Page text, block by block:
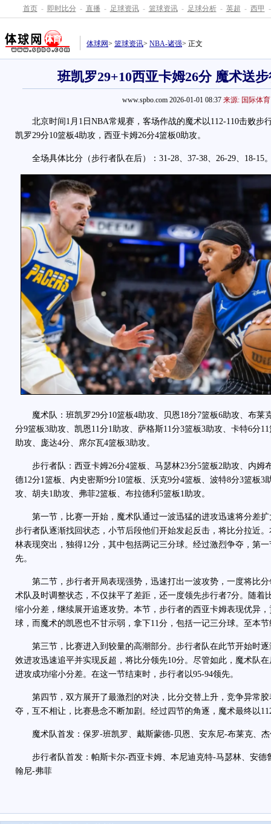
首页 - 即时比分 - 直播 - 足球资讯 - 篮球资讯 - 足球分析 - 英超 - 西甲 -
体球网> 篮球资讯> NBA-诸强> 正文
班凯罗29+10西亚卡姆26分 魔术送
www.spbo.com 2026-01-01 08:37 来源: 国际体育
北京时间1月1日NBA常规赛，客场作战的魔术以112-110击败步
凯罗29分10篮板4助攻，西亚卡姆26分4篮板0助攻。
全场具体比分（步行者队在后）：31-28、37-38、26-29、18-15
魔术队：班凯罗29分10篮板4助攻、贝恩18分7篮板6助攻、布莱
分9篮板3助攻、凯恩11分1助攻、萨格斯11分3篮板3助攻、卡特6分
助攻、庞达4分、席尔瓦4篮板3助攻。
步行者队：西亚卡姆26分4篮板、马瑟林23分5篮板2助攻、内姆
德12分1篮板、内史密斯9分10篮板、沃克9分4篮板、波特8分3篮板3
攻、胡夫1助攻、弗菲2篮板、布拉德利5篮板1助攻。
第一节，比赛一开始，魔术队通过一波迅猛的进攻迅速将分差扩
步行者队逐渐找回状态，小节后段他们开始发起反击，将比分拉近
林表现突出，独得12分，其中包括两记三分球。经过激烈争夺，第
先。
第二节，步行者开局表现强势，迅速打出一波攻势，一度将比分
术队及时调整状态，不仅抹平了差距，还一度领先步行者7分。随着
缩小分差，继续展开追逐攻势。本节，步行者的西亚卡姆表现优异
球，而魔术的凯恩也不甘示弱，拿下11分，包括一记三分球。至本
第三节，比赛进入到较量的高潮部分。步行者队在此节开始时逐
效进攻迅速追平并实现反超，将比分领先10分。尽管如此，魔术队
进攻成功缩小分差。在这一节结束时，步行者以95-94领先。
第四节，双方展开了最激烈的对决，比分交替上升，竞争异常胶
夺，互不相让，比赛悬念不断加剧。经过四节的角逐，魔术最终以
魔术队首发：保罗-班凯罗、戴斯蒙德-贝恩、安东尼-布莱克、杰
步行者队首发：帕斯卡尔-西亚卡姆、本尼迪克特-马瑟林、安德
翰尼-弗菲